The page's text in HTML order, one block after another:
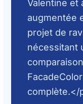
Valentine et
augmentée
projet de
nécessitant
complète.</